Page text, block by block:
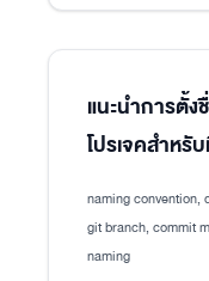
แนะนำการตั้ง
โปรเจคสำหรั
naming convention,
git branch, commit
naming